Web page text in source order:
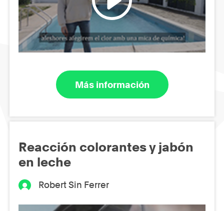
Más información
Reacción colorantes y jabón
en leche
Robert Sin Ferrer